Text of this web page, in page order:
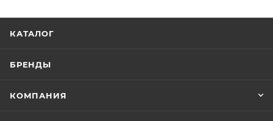
КАТАЛОГ
БРЕНДЫ
КОМПАНИЯ